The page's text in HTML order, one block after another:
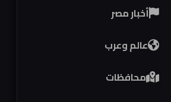
أخبار مصر
عالم وعرب
محافظات